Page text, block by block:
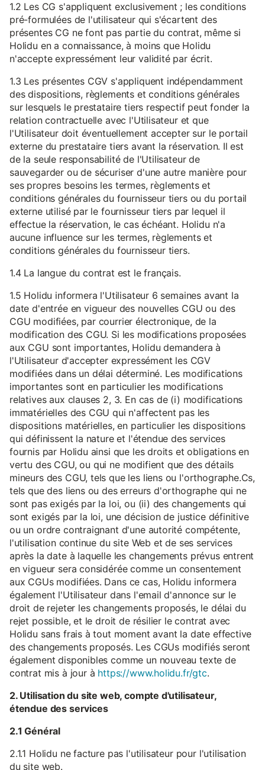
1.2 Les CG s'appliquent exclusivement ; les conditions
pré-formulées de l'utilisateur qui s'écartent des
présentes CG ne font pas partie du contrat, même si
Holidu en a connaissance, à moins que Holidu
n'accepte expressément leur validité par écrit.
1.3 Les présentes CGV s'appliquent indépendamment
des dispositions, règlements et conditions générales
sur lesquels le prestataire tiers respectif peut fonder la
relation contractuelle avec l'Utilisateur et que
l'Utilisateur doit éventuellement accepter sur le portail
externe du prestataire tiers avant la réservation. Il est
de la seule responsabilité de l'Utilisateur de
sauvegarder ou de sécuriser d'une autre manière pour
ses propres besoins les termes, règlements et
conditions générales du fournisseur tiers ou du portail
externe utilisé par le fournisseur tiers par lequel il
effectue la réservation, le cas échéant. Holidu n'a
aucune influence sur les termes, règlements et
conditions générales du fournisseur tiers.
1.4 La langue du contrat est le français.
1.5 Holidu informera l'Utilisateur 6 semaines avant la
date d'entrée en vigueur des nouvelles CGU ou des
CGU modifiées, par courrier électronique, de la
modification des CGU. Si les modifications proposées
aux CGU sont importantes, Holidu demandera à
l'Utilisateur d'accepter expressément les CGV
modifiées dans un délai déterminé. Les modifications
importantes sont en particulier les modifications
relatives aux clauses 2, 3. En cas de (i) modifications
immatérielles des CGU qui n'affectent pas les
dispositions matérielles, en particulier les dispositions
qui définissent la nature et l'étendue des services
fournis par Holidu ainsi que les droits et obligations en
vertu des CGU, ou qui ne modifient que des détails
mineurs des CGU, tels que les liens ou l'orthographe.Cs,
tels que des liens ou des erreurs d'orthographe qui ne
sont pas exigés par la loi, ou (ii) des changements qui
sont exigés par la loi, une décision de justice définitive
ou un ordre contraignant d'une autorité compétente,
l'utilisation continue du site Web et de ses services
après la date à laquelle les changements prévus entrent
en vigueur sera considérée comme un consentement
aux CGUs modifiées. Dans ce cas, Holidu informera
également l'Utilisateur dans l'email d'annonce sur le
droit de rejeter les changements proposés, le délai du
rejet possible, et le droit de résilier le contrat avec
Holidu sans frais à tout moment avant la date effective
des changements proposés. Les CGUs modifiés seront
également disponibles comme un nouveau texte de
contrat mis à jour à https://www.holidu.fr/gtc.
2. Utilisation du site web, compte d'utilisateur,
étendue des services
2.1 Général
2.1.1 Holidu ne facture pas l'utilisateur pour l'utilisation
du site web.